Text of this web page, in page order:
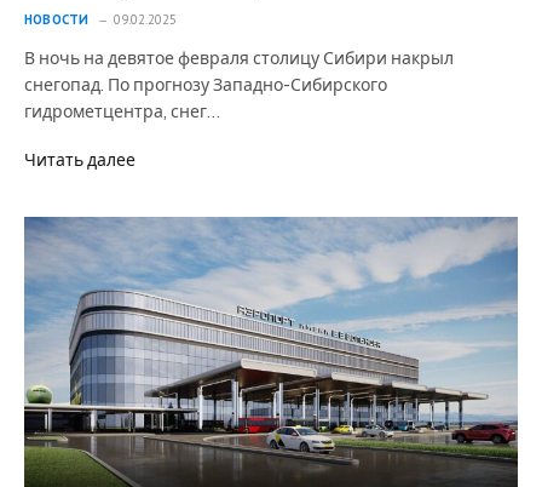
НОВОСТИ 09.02.2025
В ночь на девятое февраля столицу Сибири накрыл
снегопад. По прогнозу Западно-Сибирского
гидрометцентра, снег…
Читать далее